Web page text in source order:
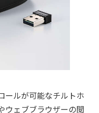
ールが可能なチルトホ
ウェブブラウザーの閲